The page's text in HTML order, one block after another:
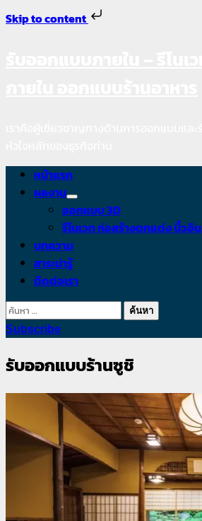
Skip to content
Primary
Menu
หน้าแรก
ผลงาน
ออกแบบ 3D
รีโนเวท ก่อสร้างตกแต่ง บิ้วอิน
บทความ
สาระน่ารู้
ติดต่อเรา
ค้นหา
สำหรับ:
Subscribe
รับออกแบบร้านซูชิ